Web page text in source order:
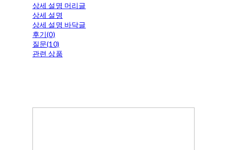
상세 설명 머리글
상세 설명
상세 설명 바닥글
후기(0)
질문(10)
관련 상품